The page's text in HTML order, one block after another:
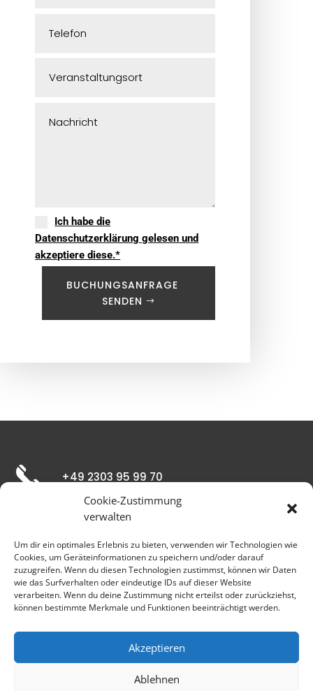
Cookie-Zustimmung
verwalten
Um dir ein optimales Erlebnis zu bieten, verwenden wir Technologien wie
Cookies, um Geräteinformationen zu speichern und/oder darauf
zuzugreifen. Wenn du diesen Technologien zustimmst, können wir Daten
wie das Surfverhalten oder eindeutige IDs auf dieser Website
verarbeiten. Wenn du deine Zustimmung nicht erteilst oder zurückziehst,
können bestimmte Merkmale und Funktionen beeinträchtigt werden.
Akzeptieren
Ablehnen
Ich habe die
Datenschutzerklärung gelesen und
akzeptiere diese.*
BUCHUNGSANFRAGE
SENDEN
+49 2303 95 99 70
Max-Planck-Straße 7 D-59423 Unna
Copyright © 2022 Freestage-Künstlermanagement
| Webdesign by Unoxi